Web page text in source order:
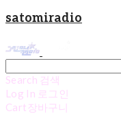
satomiradio
Search 검색
Log In 로그인
Cart 장바구니